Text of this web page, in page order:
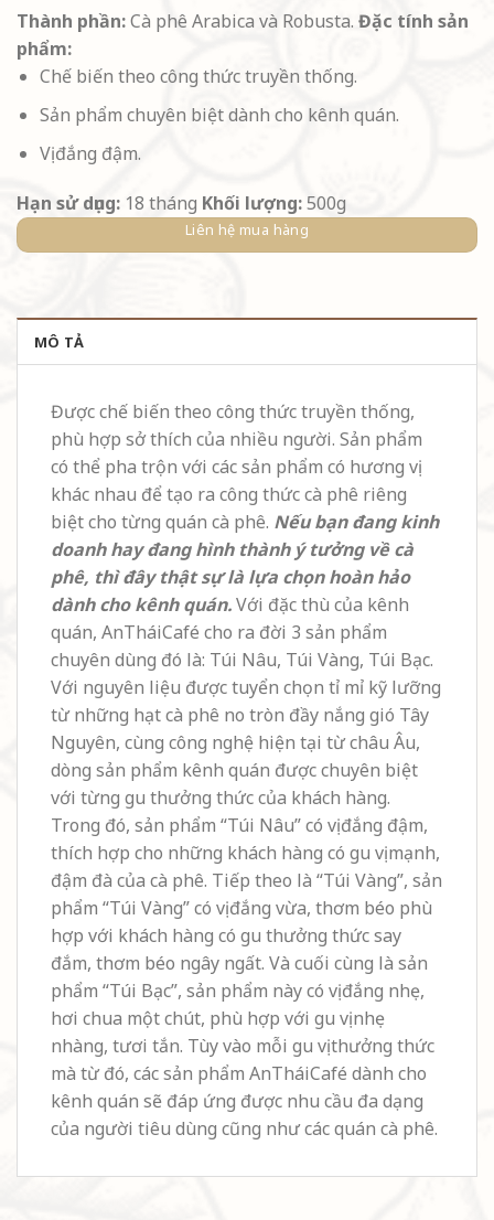
Thành phần:Cà phê Arabica và Robusta. Đặc tính sản
phẩm:
Chế biến theo công thức truyền thống.
Sản phẩm chuyên biệt dành cho kênh quán.
Vị đắng đậm.
Hạn sử dụng: 18 tháng Khối lượng:500g
Liên hệ mua hàng
MÔ TẢ
Được chế biến theo công thức truyền thống,
phù hợp sở thích của nhiều người. Sản phẩm
có thể pha trộn với các sản phẩm có hương vị
khác nhau để tạo ra công thức cà phê riêng
biệt cho từng quán cà phê. Nếu bạn đang kinh
doanh hay đang hình thành ý tưởng về cà
phê, thì đây thật sự là lựa chọn hoàn hảo
dành cho kênh quán.Với đặc thù của kênh
quán, AnTháiCafé cho ra đời 3 sản phẩm
chuyên dùng đó là: Túi Nâu, Túi Vàng, Túi Bạc.
Với nguyên liệu được tuyển chọn tỉ mỉ kỹ lưỡng
từ những hạt cà phê no tròn đầy nắng gió Tây
Nguyên, cùng công nghệ hiện tại từ châu Âu,
dòng sản phẩm kênh quán được chuyên biệt
với từng gu thưởng thức của khách hàng.
Trong đó, sản phẩm “Túi Nâu” có vị đắng đậm,
thích hợp cho những khách hàng có gu vị mạnh,
đậm đà của cà phê. Tiếp theo là “Túi Vàng”, sản
phẩm “Túi Vàng” có vị đắng vừa, thơm béo phù
hợp với khách hàng có gu thưởng thức say
đắm, thơm béo ngây ngất. Và cuối cùng là sản
phẩm “Túi Bạc”, sản phẩm này có vị đắng nhẹ,
hơi chua một chút, phù hợp với gu vị nhẹ
nhàng, tươi tắn. Tùy vào mỗi gu vị thưởng thức
mà từ đó, các sản phẩm AnTháiCafé dành cho
kênh quán sẽ đáp ứng được nhu cầu đa dạng
của người tiêu dùng cũng như các quán cà phê.